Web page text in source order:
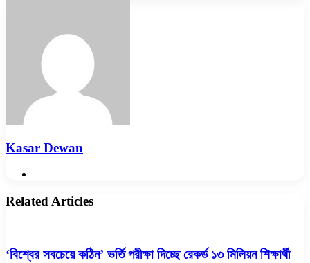
Kasar Dewan
Related Articles
‘বিশ্বের সবচেয়ে কঠিন’ ভর্তি পরীক্ষা দিচ্ছে রেকর্ড ১৩ মিলিয়ন শিক্ষার্থী